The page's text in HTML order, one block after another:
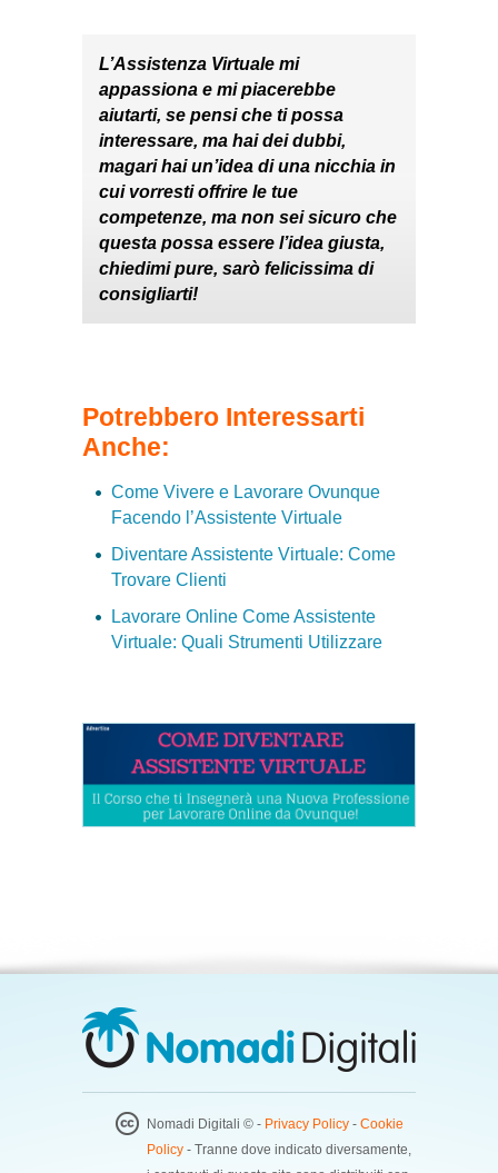
L’Assistenza Virtuale mi
appassiona e mi piacerebbe
aiutarti, se pensi che ti possa
interessare, ma hai dei dubbi,
magari hai un’idea di una nicchia in
cui vorresti offrire le tue
competenze, ma non sei sicuro che
questa possa essere l’idea giusta,
chiedimi pure, sarò felicissima di
consigliarti!
Potrebbero Interessarti
Anche:
Come Vivere e Lavorare Ovunque
Facendo l’Assistente Virtuale
Diventare Assistente Virtuale: Come
Trovare Clienti
Lavorare Online Come Assistente
Virtuale: Quali Strumenti Utilizzare
Nomadi Digitali © - Privacy Policy - Cookie
Policy - Tranne dove indicato diversamente,